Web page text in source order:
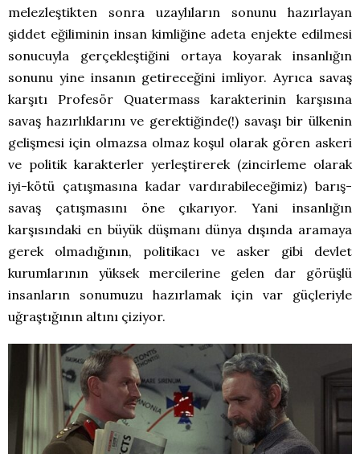
melezleştikten sonra uzaylıların sonunu hazırlayan
şiddet eğiliminin insan kimliğine adeta enjekte edilmesi
sonucuyla gerçekleştiğini ortaya koyarak insanlığın
sonunu yine insanın getireceğini imliyor. Ayrıca savaş
karşıtı Profesör Quatermass karakterinin karşısına
savaş hazırlıklarını ve gerektiğinde(!) savaşı bir ülkenin
gelişmesi için olmazsa olmaz koşul olarak gören askeri
ve politik karakterler yerleştirerek (zincirleme olarak
iyi-kötü çatışmasına kadar vardırabileceğimiz) barış-
savaş çatışmasını öne çıkarıyor. Yani insanlığın
karşısındaki en büyük düşmanı dünya dışında aramaya
gerek olmadığının, politikacı ve asker gibi devlet
kurumlarının yüksek mercilerine gelen dar görüşlü
insanların sonumuzu hazırlamak için var güçleriyle
uğraştığının altını çiziyor.